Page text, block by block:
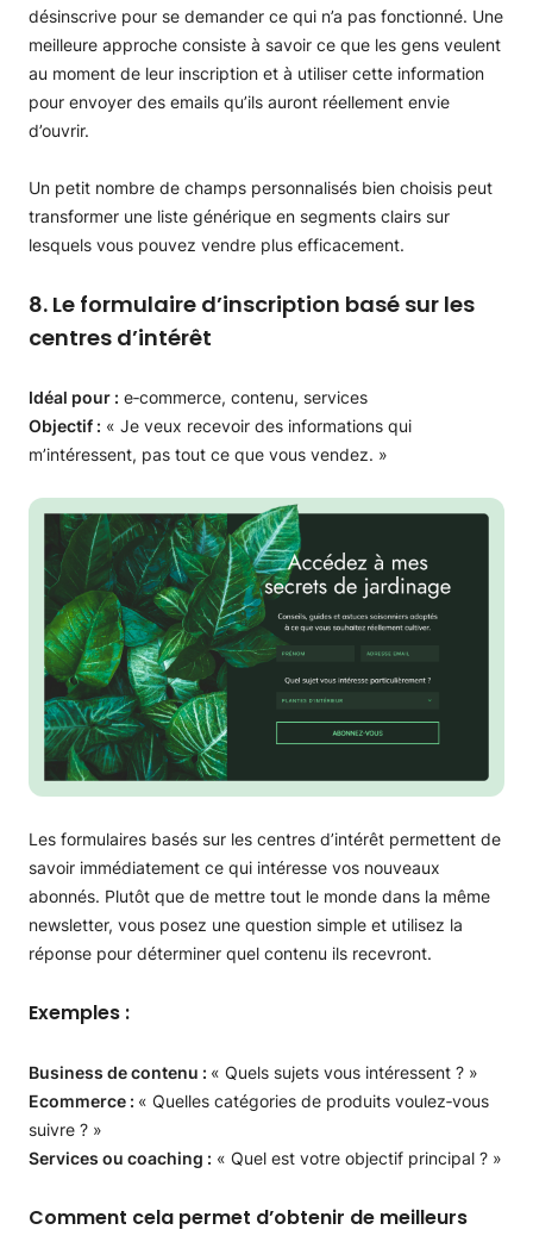
désinscrive pour se demander ce qui n’a pas fonctionné. Une
meilleure approche consiste à savoir ce que les gens veulent
au moment de leur inscription et à utiliser cette information
pour envoyer des emails qu’ils auront réellement envie
d’ouvrir.
Un petit nombre de champs personnalisés bien choisis peut
transformer une liste générique en segments clairs sur
lesquels vous pouvez vendre plus efficacement.
8. Le formulaire d’inscription basé sur les
centres d’intérêt
Idéal pour : e‑commerce, contenu, services
Objectif : « Je veux recevoir des informations qui
m’intéressent, pas tout ce que vous vendez. »
Les formulaires basés sur les centres d’intérêt permettent de
savoir immédiatement ce qui intéresse vos nouveaux
abonnés. Plutôt que de mettre tout le monde dans la même
newsletter, vous posez une question simple et utilisez la
réponse pour déterminer quel contenu ils recevront.
Exemples :
Business de contenu : « Quels sujets vous intéressent ? »
Ecommerce : « Quelles catégories de produits voulez‑vous
suivre ? »
Services ou coaching : « Quel est votre objectif principal ? »
Comment cela permet d’obtenir de meilleurs